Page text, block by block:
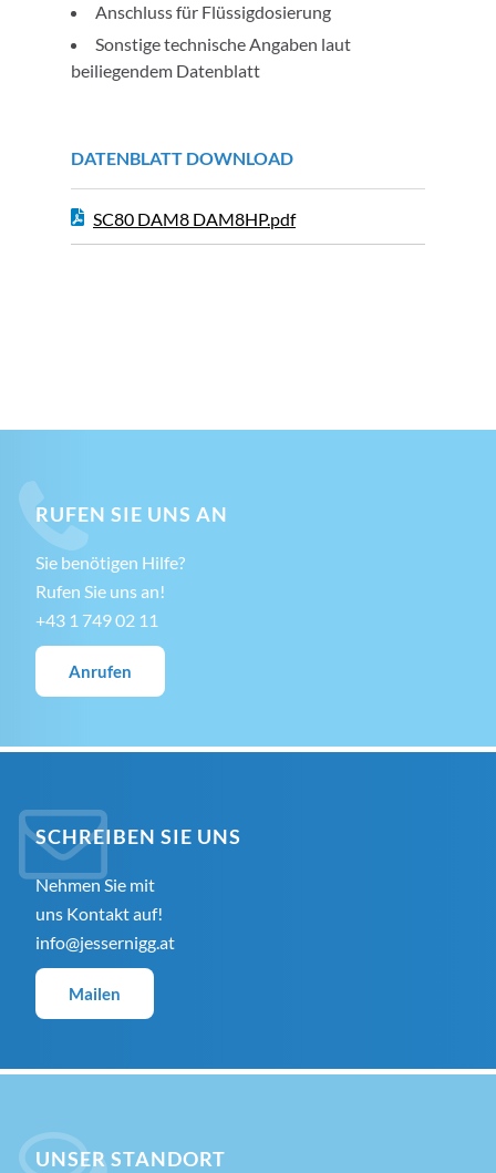
Anschluss für Flüssigdosierung
Sonstige technische Angaben laut
beiliegendem Datenblatt
DATENBLATT DOWNLOAD
SC80 DAM8 DAM8HP.pdf
RUFEN SIE UNS AN
Sie benötigen Hilfe?
Rufen Sie uns an!
+43 1 749 02 11
Anrufen
SCHREIBEN SIE UNS
Nehmen Sie mit
uns Kontakt auf!
info@jessernigg.at
Mailen
UNSER STANDORT